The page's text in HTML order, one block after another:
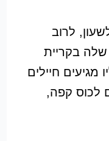
לרוב
בקריית
מגיעים חיילים
לכוס קפה,